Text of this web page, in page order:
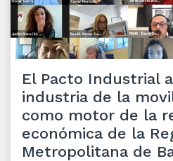
El Pacto Industrial
industria de la
como motor de la
económica de la
Metropolitana de